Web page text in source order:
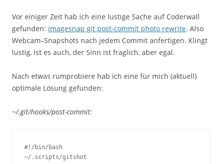
Vor einiger Zeit hab ich eine lustige Sache auf Coderwall
gefunden: imagesnap git post-commit photo rewrite. Also
Webcam–Snapshots nach jedem Commit anfertigen. Klingt
lustig, ist es auch, der Sinn ist fraglich, aber egal.
Nach etwas rumprobiere hab ich eine für mich (aktuell)
optimale Lösung gefunden:
~/.git/hooks/post-commit:
#!/bin/bash
~/.scripts/gitshot